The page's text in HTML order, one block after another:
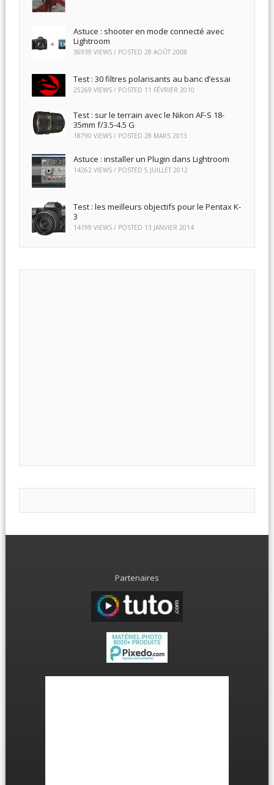
Astuce : shooter en mode connecté avec
Lightroom
36939 VIEWS / POSTED 28 AOÛT 2008
Test : 30 filtres polarisants au banc d’essai
25269 VIEWS / POSTED 11 FÉVRIER 2010
Test : sur le terrain avec le Nikon AF-S 18-
35mm f/3.5-4.5 G
18790 VIEWS / POSTED 28 MARS 2013
Astuce : installer un Plugin dans Lightroom
14262 VIEWS / POSTED 5 JUILLET 2012
Test : les meilleurs objectifs pour le Pentax K-
3
14199 VIEWS / POSTED 13 JANVIER 2014
Partenaires